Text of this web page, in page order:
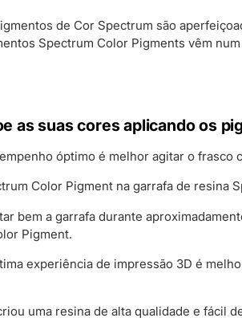
de Cor Spectrum são
Spectrum Color Pigments vêm
as suas cores aplicando os
óptimo é melhor agitar o
Color Pigment na garrafa de resina
bem a garrafa durante
Pigment.
experiência de impressão 3D é
uma resina de alta qualidade e fácil